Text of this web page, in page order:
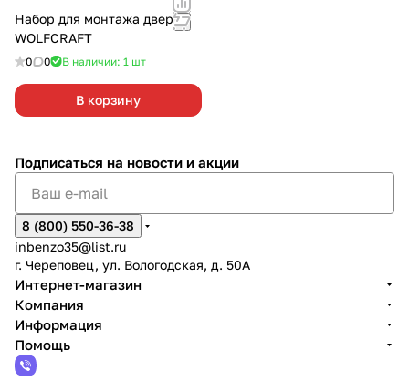
Набор для монтажа дверей
WOLFCRAFT
0 0 В наличии: 1 шт
В корзину
Подписаться на новости и акции
8 (800) 550-36-38
inbenzo35@list.ru
г. Череповец, ул. Вологодская, д. 50А
Интернет-магазин
Компания
Информация
Помощь